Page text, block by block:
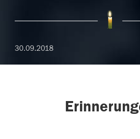
30.09.2018